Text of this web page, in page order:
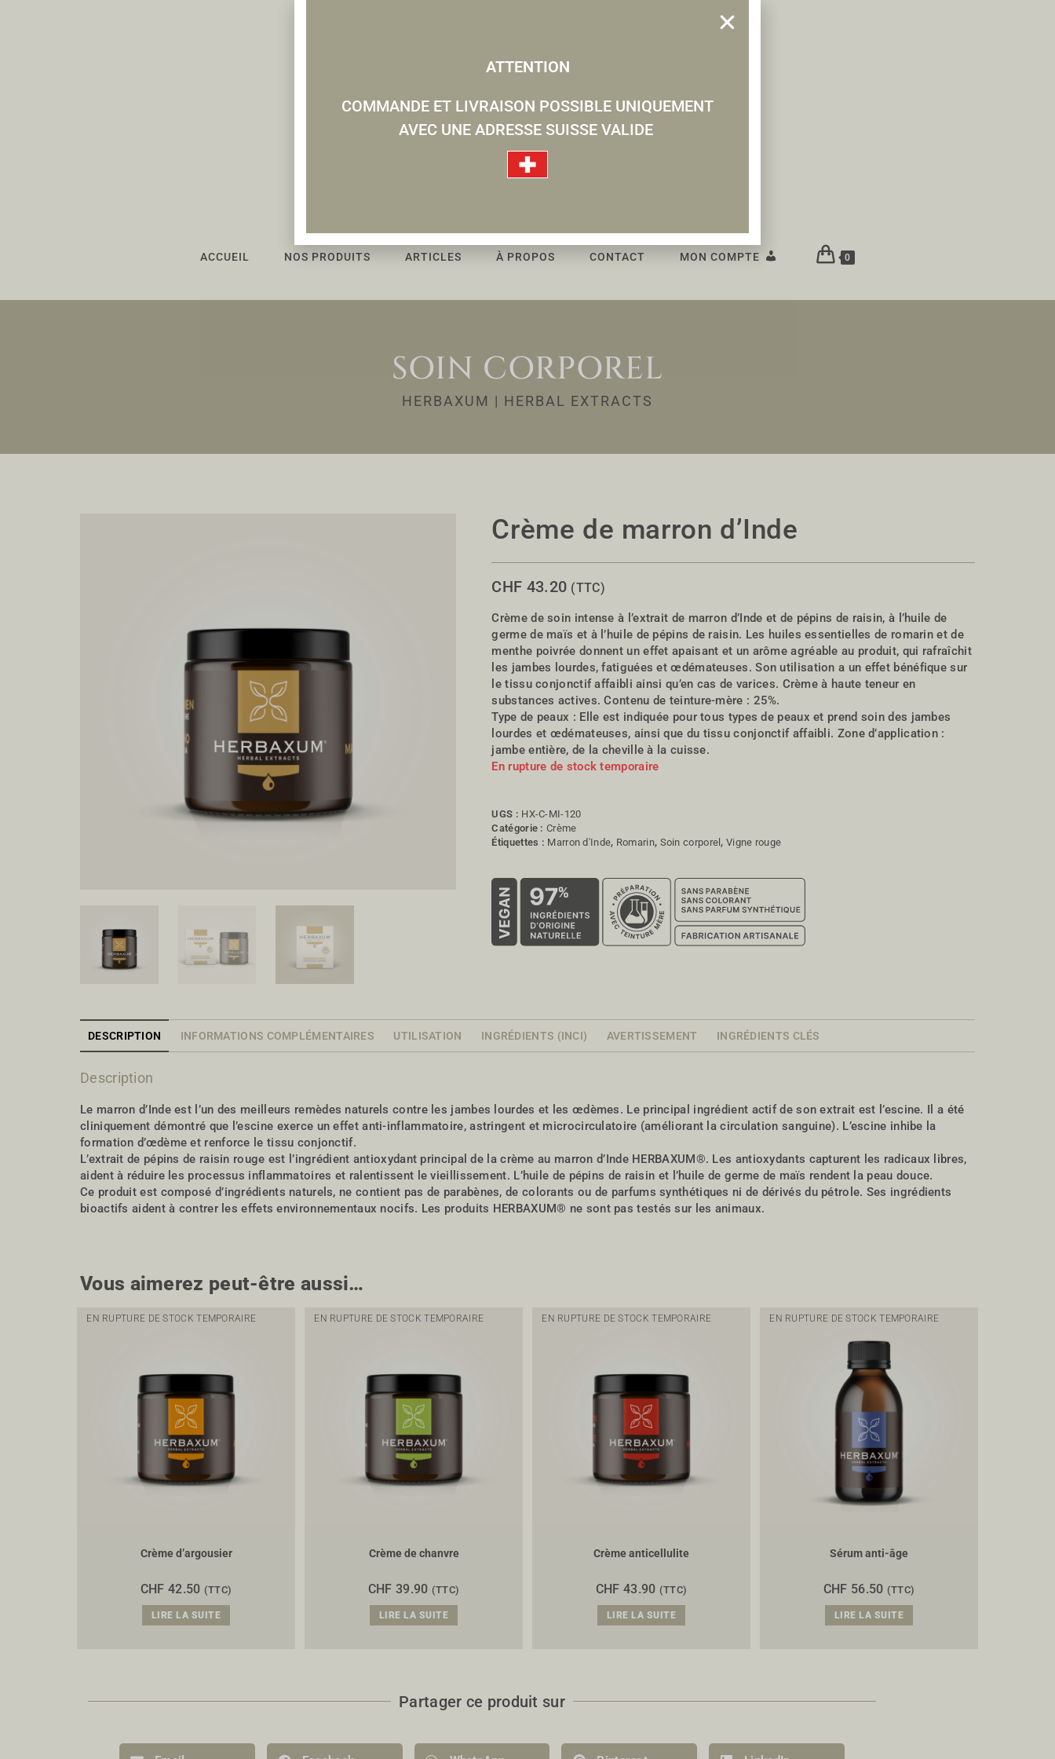
ACCUEIL NOS PRODUITS ARTICLES À PROPOS CONTACT MON COMPTE 0
SOIN CORPOREL
HERBAXUM | HERBAL EXTRACTS
Crème de marron d’Inde
CHF 43.20 (TTC)
Crème de soin intense à l’extrait de marron d’Inde et de pépins de raisin, à l’huile de
germe de maïs et à l’huile de pépins de raisin. Les huiles essentielles de romarin et de
menthe poivrée donnent un effet apaisant et un arôme agréable au produit, qui rafraîchit
les jambes lourdes, fatiguées et œdémateuses. Son utilisation a un effet bénéfique sur
le tissu conjonctif affaibli ainsi qu’en cas de varices. Crème à haute teneur en
substances actives. Contenu de teinture-mère : 25%.
Type de peaux : Elle est indiquée pour tous types de peaux et prend soin des jambes
lourdes et œdémateuses, ainsi que du tissu conjonctif affaibli. Zone d’application :
jambe entière, de la cheville à la cuisse.
En rupture de stock temporaire
UGS : HX-C-MI-120
Catégorie :Crème
Étiquettes : Marron d'Inde, Romarin, Soin corporel,Vigne rouge
DESCRIPTION INFORMATIONS COMPLÉMENTAIRES UTILISATION INGRÉDIENTS (INCI) AVERTISSEMENT INGRÉDIENTS CLÉS
Description
Le marron d’Inde est l’un des meilleurs remèdes naturels contre les jambes lourdes et les œdèmes. Le principal ingrédient actif de son extrait est l’escine. Il a été
cliniquement démontré que l’escine exerce un effet anti-inflammatoire, astringent et microcirculatoire (améliorant la circulation sanguine). L’escine inhibe la
formation d’œdème et renforce le tissu conjonctif.
L’extrait de pépins de raisin rouge est l’ingrédient antioxydant principal de la crème au marron d’Inde HERBAXUM®. Les antioxydants capturent les radicaux libres,
aident à réduire les processus inflammatoires et ralentissent le vieillissement. L’huile de pépins de raisin et l’huile de germe de maïs rendent la peau douce.
Ce produit est composé d’ingrédients naturels, ne contient pas de parabènes, de colorants ou de parfums synthétiques ni de dérivés du pétrole. Ses ingrédients
bioactifs aident à contrer les effets environnementaux nocifs. Les produits HERBAXUM® ne sont pas testés sur les animaux.
Vous aimerez peut-être aussi…
EN RUPTURE DE STOCK TEMPORAIRE
Crème d’argousier
CHF 42.50 (TTC)
LIRE LA SUITE
EN RUPTURE DE STOCK TEMPORAIRE
Crème de chanvre
CHF 39.90 (TTC)
LIRE LA SUITE
EN RUPTURE DE STOCK TEMPORAIRE
Crème anticellulite
CHF 43.90 (TTC)
LIRE LA SUITE
EN RUPTURE DE STOCK TEMPORAIRE
Sérum anti-âge
CHF 56.50 (TTC)
LIRE LA SUITE
Partager ce produit sur
ATTENTION
COMMANDE ET LIVRAISON POSSIBLE UNIQUEMENT
AVEC UNE ADRESSE SUISSE VALIDE